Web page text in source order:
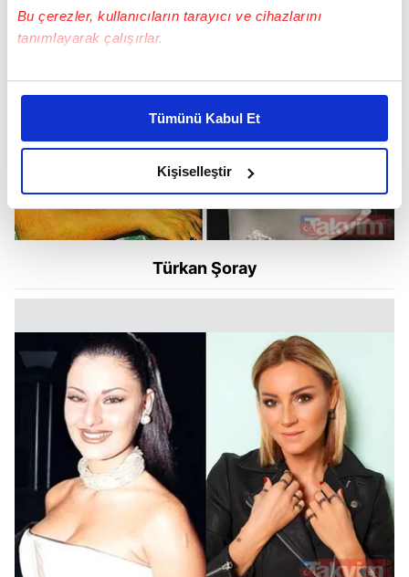
Bu çerezler, kullanıcıların tarayıcı ve cihazlarını
tanımlayarak çalışırlar.
Bu çerezlere izin vermeniz halinde sizlere özel
daha iyi reklam deneyimi yaşatabiliriz. Bunu yaparken
amacımızın size daha iyi bir reklam deneyimi sunmak
olduğunu ve sizlere en iyi içerikleri sunabilmek adına
elimizden gelen çabayı gösterdiğimizi ve bu noktada,
reklamların maliyetlerimizi karşılamak noktasında tek gelir
kalemimiz olduğunu sizlere hatırlatmak isteriz.
Her halükârda, kullanıcılar, bu çerezlere izin vermedikleri
takdirde, kullanıcılara hedefli reklamlar
Sizlere daha iyi bir hizmet sunabilmek için İnternet
Sitemizde kendimize ve üçüncü kişilere ait çerezler
kullanılmaktadır. Bu çerezler vasıtasıyla çeşitli kişisel
verileriniz işlenmekte olup gerekli olan çerezler bilgi
toplumu hizmetlerinin sunulması amacıyla
kullanılmaktadır. Diğer çerezler, sitemizin daha işlevsel
kılınması ve kişiselleştirilmesi ve sizlere yönelik
reklam/pazarlama faaliyetlerinin yapılması, amaçlarıyla
sınırlı olarak açık rızanız dahilinde kullanılacaktır.
Tümünü Kabul Et
Kişiselleştir
Türkan Şoray